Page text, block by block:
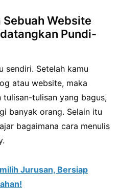
Website
Pundi-
sendiri. Setelah kamu
atau website, maka
tulisan yang bagus,
banyak orang. Selain itu
bagaimana cara menulis
Jurusan, Bersiap